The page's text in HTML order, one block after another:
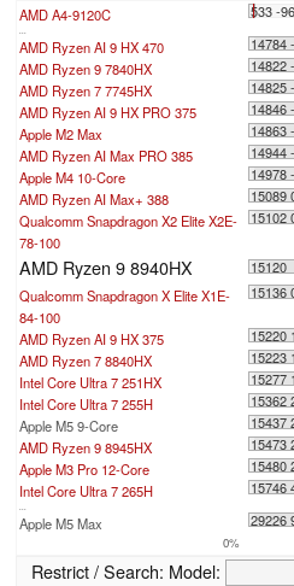
AMD A4-9120C 533 -
...
AMD Ryzen AI 9 HX 470
14784
AMD Ryzen 9 7840HX
14822
AMD Ryzen 7 7745HX
14825
AMD Ryzen AI 9 HX PRO 375
14846
Apple M2 Max
14863
AMD Ryzen AI Max PRO 385
14944
Apple M4 10-Core
14978
AMD Ryzen AI Max+ 388
15089
Qualcomm Snapdragon X2 Elite X2E-
78-100
15102
AMD Ryzen 9 8940HX
15120
Qualcomm Snapdragon X Elite X1E-
84-100
15136
AMD Ryzen AI 9 HX 375
15220
AMD Ryzen 7 8840HX
15223
Intel Core Ultra 7 251HX
15277
Intel Core Ultra 7 255H
15362
Apple M5 9-Core
15437
AMD Ryzen 9 8945HX
15473
Apple M3 Pro 12-Core
15480
Intel Core Ultra 7 265H
15746
...
Apple M5 Max 29226
0%
Restrict / Search: Model: